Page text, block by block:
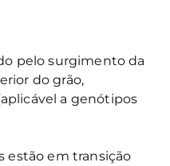
pelo surgimento da
do grão,
a genótipos
estão em transição